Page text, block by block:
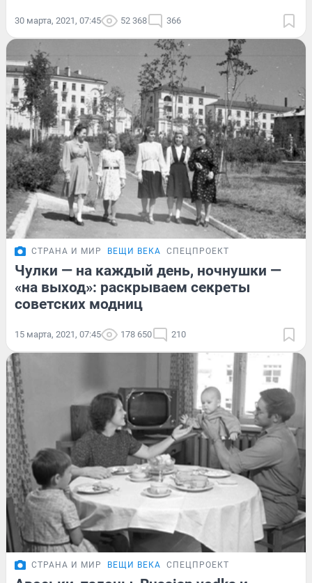
30 марта, 2021, 07:45 52 368 366
СТРАНА И МИР ВЕЩИ ВЕКА СПЕЦПРОЕКТ
Чулки — на каждый день, ночнушки —
«на выход»: раскрываем секреты
советских модниц
15 марта, 2021, 07:45 178 650 210
СТРАНА И МИР ВЕЩИ ВЕКА СПЕЦПРОЕКТ